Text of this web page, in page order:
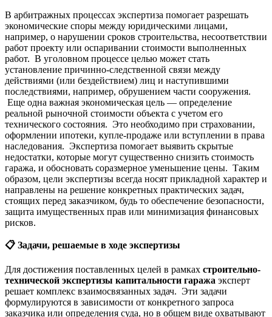
В арбитражных процессах экспертиза помогает разрешать
экономические споры между юридическими лицами,
например, о нарушении сроков строительства, несоответствии
работ проекту или оспаривании стоимости выполненных
работ. В уголовном процессе целью может стать
установление причинно-следственной связи между
действиями (или бездействием) лиц и наступившими
последствиями, например, обрушением части сооружения.
Еще одна важная экономическая цель — определение
реальной рыночной стоимости объекта с учетом его
технического состояния. Это необходимо при страховании,
оформлении ипотеки, купле-продаже или вступлении в права
наследования. Экспертиза помогает выявить скрытые
недостатки, которые могут существенно снизить стоимость
гаража, и обосновать соразмерное уменьшение цены. Таким
образом, цели экспертизы всегда носят прикладной характер и
направлены на решение конкретных практических задач,
стоящих перед заказчиком, будь то обеспечение безопасности,
защита имущественных прав или минимизация финансовых
рисков.
📋 Задачи, решаемые в ходе экспертизы
Для достижения поставленных целей в рамках строительно-
технической экспертизы капитальности гаража эксперт
решает комплекс взаимосвязанных задач. Эти задачи
формулируются в зависимости от конкретного запроса
заказчика или определения суда, но в общем виде охватывают